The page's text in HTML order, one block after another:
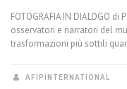
FOTOGRAFIA IN DIALOGO
osservatori e narratori del
trasformazioni più sottili
AFIPINTERNATIONAL